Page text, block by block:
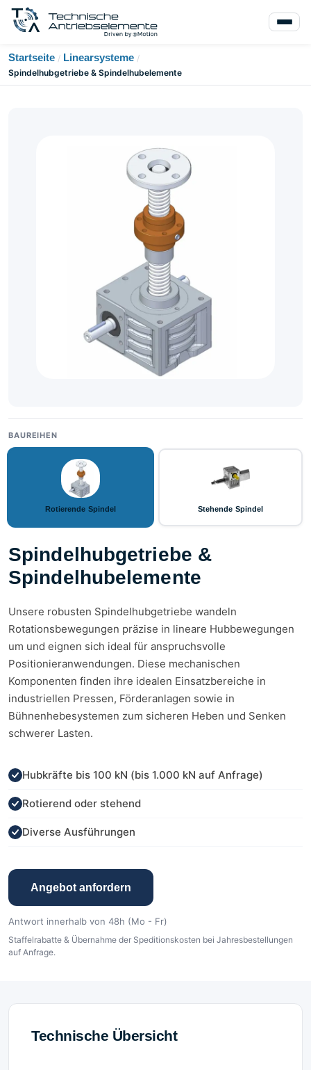
Startseite / Linearsysteme /
Spindelhubgetriebe & Spindelhubelemente
BAUREIHEN
Rotierende Spindel Stehende Spindel
Spindelhubgetriebe &
Spindelhubelemente
Unsere robusten Spindelhubgetriebe wandeln
Rotationsbewegungen präzise in lineare Hubbewegungen
um und eignen sich ideal für anspruchsvolle
Positionieranwendungen. Diese mechanischen
Komponenten finden ihre idealen Einsatzbereiche in
industriellen Pressen, Förderanlagen sowie in
Bühnenhebesystemen zum sicheren Heben und Senken
schwerer Lasten.
Hubkräfte bis 100 kN (bis 1.000 kN auf Anfrage)
Rotierend oder stehend
Diverse Ausführungen
Angebot anfordern
Antwort innerhalb von 48h (Mo - Fr)
Staffelrabatte & Übernahme der Speditionskosten bei Jahresbestellungen
auf Anfrage.
Technische Übersicht